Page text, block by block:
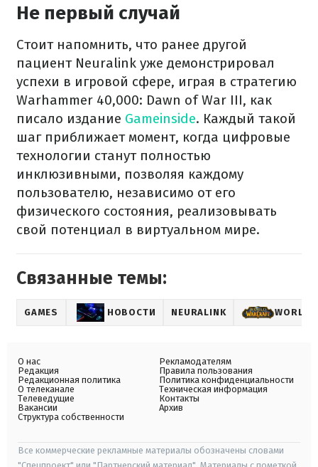
Не первый случай
Стоит напомнить, что ранее другой
пациент Neuralink уже демонстрировал
успехи в игровой сфере, играя в стратегию
Warhammer 40,000: Dawn of War III, как
писало издание Gameinside. Каждый такой
шаг приближает момент, когда цифровые
технологии станут полностью
инклюзивными, позволяя каждому
пользователю, независимо от его
физического состояния, реализовывать
свой потенциал в виртуальном мире.
Связанные темы:
GAMES НОВОСТИ NEURALINK WORLD
О нас
Редакция
Редакционная политика
О телеканале
Телеведущие
Вакансии
Структура собственности
Рекламодателям
Правила пользования
Политика конфиденциальности
Техническая информация
Контакты
Архив
Все коммерческие рекламные материалы обозначены словами